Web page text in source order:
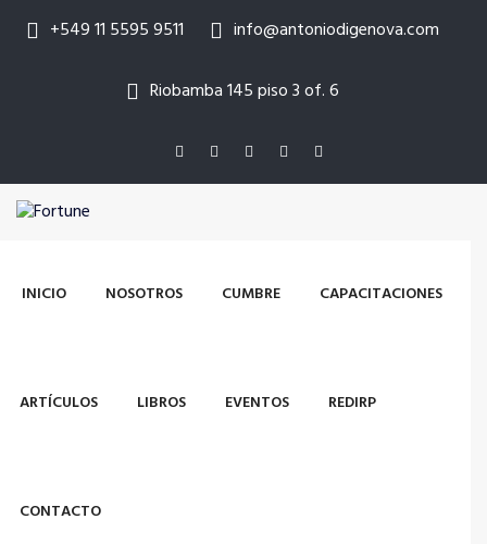
+549 11 5595 9511 info@antoniodigenova.com
Riobamba 145 piso 3 of. 6
INICIO NOSOTROS CUMBRE CAPACITACIONES
ARTÍCULOS LIBROS EVENTOS REDIRP
CONTACTO